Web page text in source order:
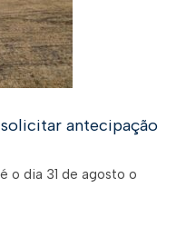
antecipação
o dia 31 de agosto o